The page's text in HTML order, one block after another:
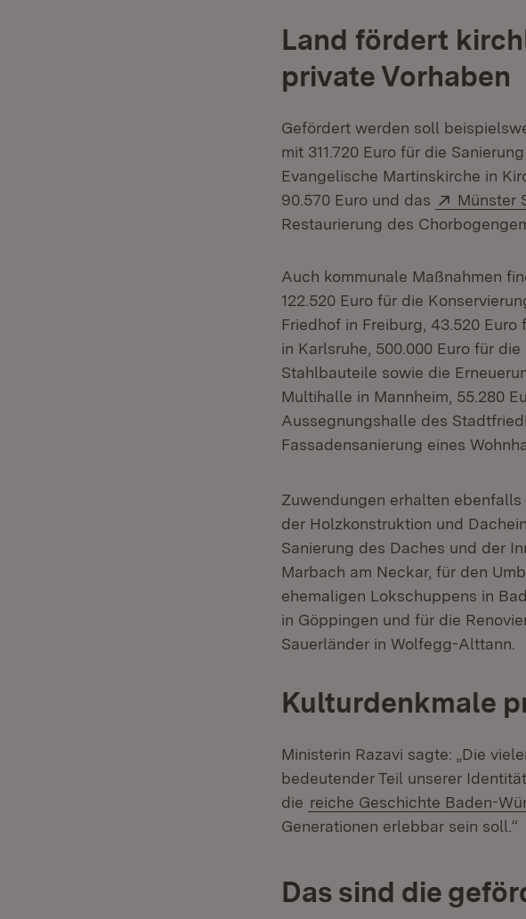
Land fördert
private Vorhaben
Gefördert werden soll
mit 311.720 Euro für die
Evangelische Martinskirche in
90.570 Euro und das
Extern:
Münster
Restaurierung des
Auch kommunale Maßnahmen
122.520 Euro für die
Friedhof in Freiburg, 43.520
in Karlsruhe, 500.000 Euro für
Stahlbauteile sowie die
Multihalle in Mannheim, 55.280
Aussegnungshalle des
Fassadensanierung eines
Zuwendungen erhalten ebenfalls
der Holzkonstruktion und
Sanierung des Daches und der
Marbach am Neckar, für den
ehemaligen Lokschuppens in
in Göppingen und für die
Sauerländer in Wolfegg-Alttann.
Kulturdenkmale
Ministerin Razavi sagte: „Die
bedeutender Teil unserer
die reiche Geschichte Baden-
Generationen erlebbar sein soll.“
Das sind die